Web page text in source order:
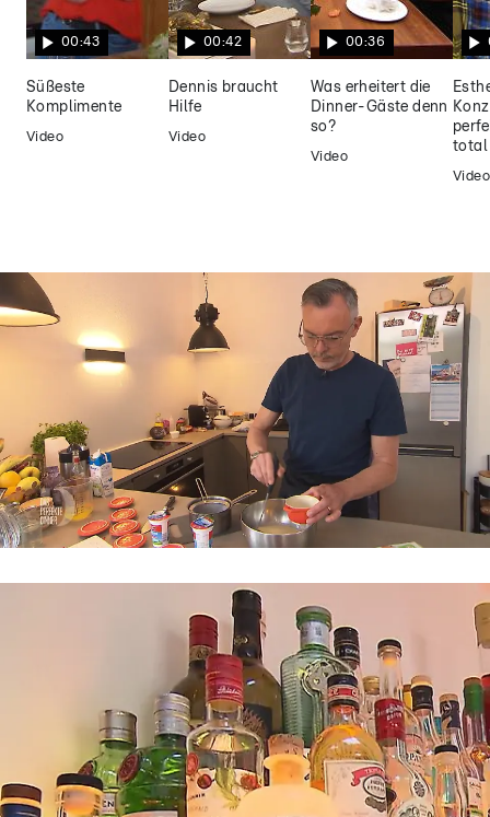
00:43
Süßeste
Komplimente
Video
00:42
Dennis braucht
Hilfe
Video
00:36
Was erheitert die
Dinner-Gäste denn
so?
Video
total
Video
Das perfekte Dinner
Tobias serviert seine „Crème Cologne“ mit